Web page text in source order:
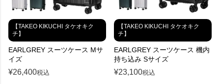
【TAKEO KIKUCHI タケオキク
チ】
EARLGREY スーツケース Mサ
イズ
¥26,400税込
【TAKEO KIKUCHI タケオキク
チ】
EARLGREY スーツケース 機内
持ち込み Sサイズ
¥23,100税込